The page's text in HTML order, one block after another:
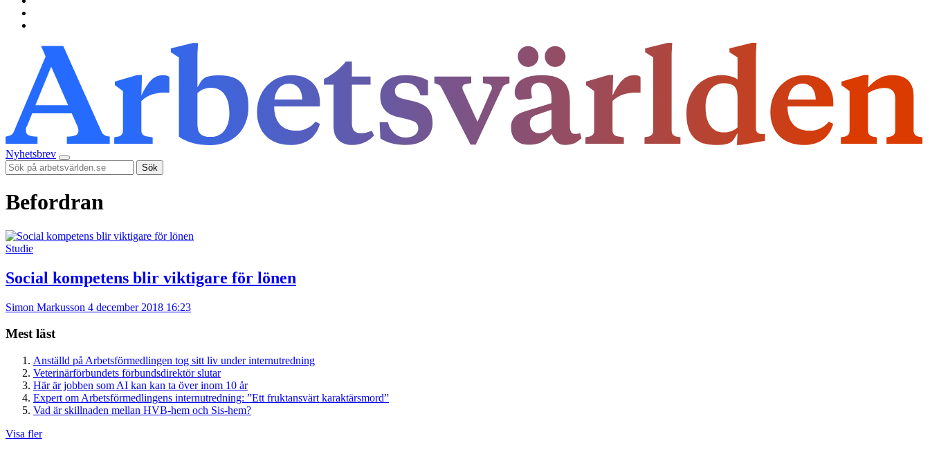
Nyhetsbrev
Sök
Befordran
Studie
Social kompetens blir viktigare för lönen
Simon Markusson 4 december 2018 16:23
Mest läst
Anställd på Arbetsförmedlingen tog sitt liv under internutredning
Veterinärförbundets förbundsdirektör slutar
Här är jobben som AI kan kan ta över inom 10 år
Expert om Arbetsförmedlingens internutredning: ”Ett fruktansvärt karaktärsmord”
Vad är skillnaden mellan HVB-hem och Sis-hem?
Visa fler